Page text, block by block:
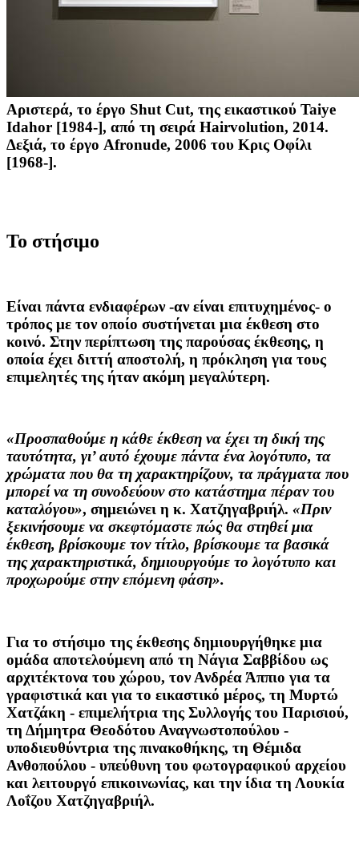
Αριστερά, το έργο Shut Cut, της εικαστικού Taiye
Idahor [1984-], από τη σειρά Hairvolution, 2014.
Δεξιά, το έργο Afronude, 2006 του Κρις Οφίλι
[1968-].
Το στήσιμο
Είναι πάντα ενδιαφέρων -αν είναι επιτυχημένος- ο
τρόπος με τον οποίο συστήνεται μια έκθεση στο
κοινό. Στην περίπτωση της παρούσας έκθεσης, η
οποία έχει διττή αποστολή, η πρόκληση για τους
επιμελητές της ήταν ακόμη μεγαλύτερη.
«Προσπαθούμε η κάθε έκθεση να έχει τη δική της
ταυτότητα, γι’ αυτό έχουμε πάντα ένα λογότυπο, τα
χρώματα που θα τη χαρακτηρίζουν, τα πράγματα που
μπορεί να τη συνοδεύουν στο κατάστημα πέραν του
καταλόγου», σημειώνει η κ. Χατζηγαβριήλ. «Πριν
ξεκινήσουμε να σκεφτόμαστε πώς θα στηθεί μια
έκθεση, βρίσκουμε τον τίτλο, βρίσκουμε τα βασικά
της χαρακτηριστικά, δημιουργούμε το λογότυπο και
προχωρούμε στην επόμενη φάση».
Για το στήσιμο της έκθεσης δημιουργήθηκε μια
ομάδα αποτελούμενη από τη Νάγια Σαββίδου ως
αρχιτέκτονα του χώρου, τονΑνδρέα Άππιο για τα
γραφιστικά και για το εικαστικό μέρος, τη Μυρτώ
Χατζάκη - επιμελήτρια της Συλλογής του Παρισιού,
τη Δήμητρα Θεοδότου Αναγνωστοπούλου -
υποδιευθύντρια της πινακοθήκης, τη Θέμιδα
Ανθοπούλου - υπεύθυνη του φωτογραφικού αρχείου
και λειτουργό επικοινωνίας, και την ίδια τη Λουκία
Λοΐζου Χατζηγαβριήλ.